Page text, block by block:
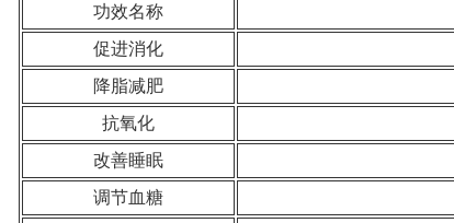
功效名称
促进消化
降脂减肥
抗氧化
改善睡眠
调节血糖